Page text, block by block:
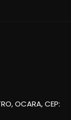
OCARA, CEP: